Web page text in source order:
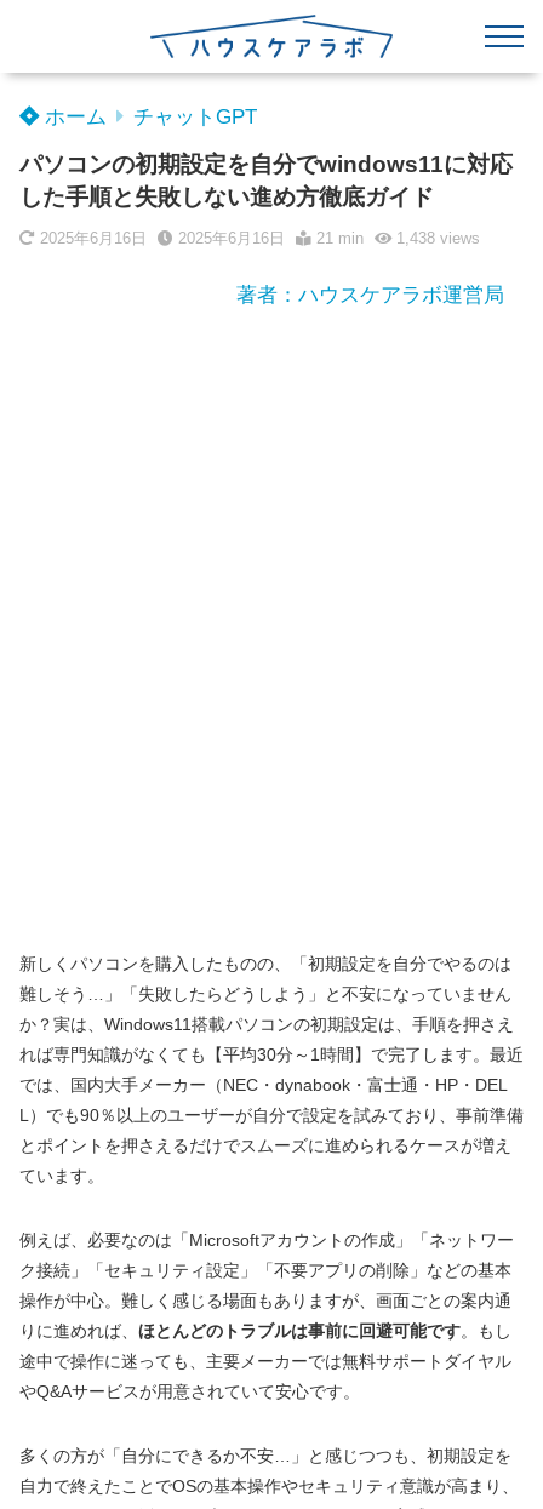
ホーム チャットGPT
パソコンの初期設定を自分でwindows11に対応
した手順と失敗しない進め方徹底ガイド
2025年6月16日 2025年6月16日 21 min 1,438views
著者：ハウスケアラボ運営局
新しくパソコンを購入したものの、「初期設定を自分でやるのは
難しそう…」「失敗したらどうしよう」と不安になっていません
か？実は、Windows11搭載パソコンの初期設定は、手順を押さえ
れば専門知識がなくても【平均30分～1時間】で完了します。最近
では、国内大手メーカー（NEC・dynabook・富士通・HP・DEL
L）でも90％以上のユーザーが自分で設定を試みており、事前準備
とポイントを押さえるだけでスムーズに進められるケースが増え
ています。
例えば、必要なのは「Microsoftアカウントの作成」「ネットワー
ク接続」「セキュリティ設定」「不要アプリの削除」などの基本
操作が中心。難しく感じる場面もありますが、画面ごとの案内通
りに進めれば、 ほとんどのトラブルは事前に回避可能です。もし
途中で操作に迷っても、主要メーカーでは無料サポートダイヤル
やQ&Aサービスが用意されていて安心です。
多くの方が「自分にできるか不安…」と感じつつも、初期設定を
自力で終えたことでOSの基本操作やセキュリティ意識が高まり、